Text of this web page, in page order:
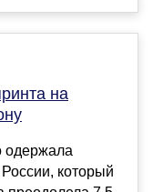
на
одержала
который